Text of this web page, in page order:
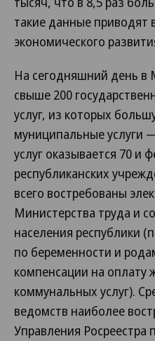
такие данные приводят
экономического
На сегодняшний день
свыше 200
услуг, из которых
муниципальные услуги
услуг оказывается 70
республиканских
всего востребованы
Министерства труда и
населения республики
по беременности и
компенсации на
коммунальных услуг).
ведомств наиболее
Управления